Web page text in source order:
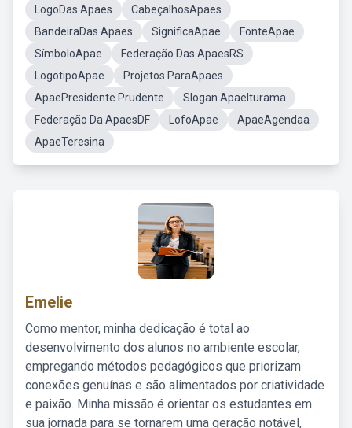
LogoDas Apaes
CabeçalhosApaes
BandeiraDas Apaes
SignificaApae
FonteApae
SímboloApae
Federação Das ApaesRS
LogotipoApae
Projetos ParaApaes
ApaePresidente Prudente
Slogan ApaeIturama
Federação Da ApaesDF
LofoApae
ApaeAgendaa
ApaeTeresina
Emelie
Como mentor, minha dedicação é total ao
desenvolvimento dos alunos no ambiente escolar,
empregando métodos pedagógicos que priorizam
conexões genuínas e são alimentados por criatividade
e paixão. Minha missão é orientar os estudantes em
sua jornada para se tornarem uma geração notável,